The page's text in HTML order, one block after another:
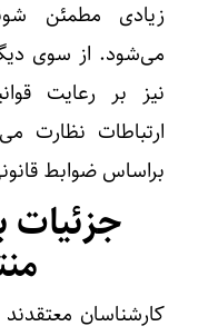
زیادی مطمئن
می‌شود. از سوی
نیز بر رعایت
ارتباطات نظارت
براساس ضوابط
جزئیات
کارشناسان